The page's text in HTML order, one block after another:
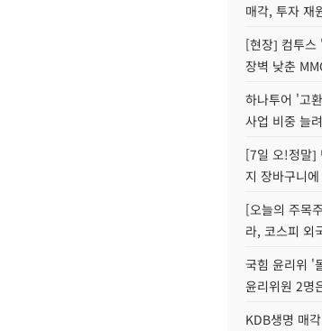
매각, 투자 재
[현장] 컴투스
장벽 낮춘
하나투어 '고
사업 비중 늘
[7일 오!정말]
지 장바구니
[오늘의 주목
라, 코스피 외
국힘 윤리위 '
윤리위원 2명
KDB생명 매